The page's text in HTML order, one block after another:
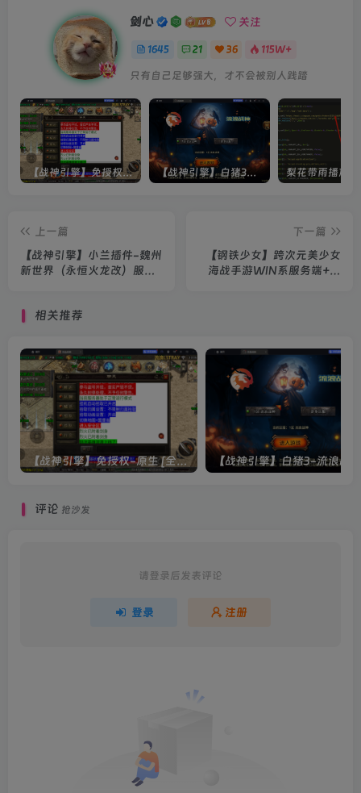
剑心 关注
1645 21 36 115W+
只有自己足够强大，才不会被别人践踏
【战神引擎】免授权-原生 [全屏自动拾取] 插件 + 配置教程（更新修复版，具体自测） 【战神引擎】白猪3-流浪战神3神技8大陆全屏拾取版特色服务端+生肖+转生+秘境+神魔+双端+教程(更新眼神拾取)
上一篇
【战神引擎】小兰插件-魏州
新世界（永恒火龙改）服务
下一篇
【钢铁少女】跨次元美少女
海战手游WIN系服务端+本
相关推荐
【战神引擎】免授权-原生 [全屏自动拾取] 插件 + 配置教程（更新修复版，具体自测）
评论 抢沙发
请登录后发表评论
登录 注册